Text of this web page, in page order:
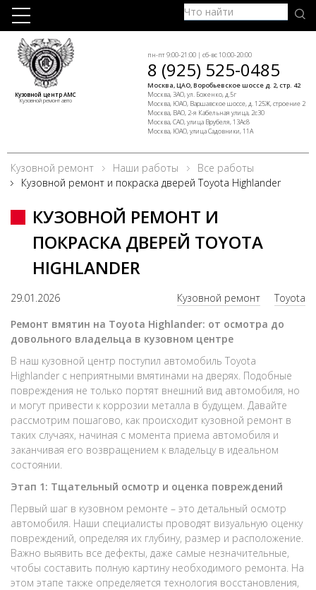
Кузовной центр АМС
Кузовной ремонт авто
пн-пт 9:00-21:00 | сб-вс 10:00-20:00
8 (925) 525-0485
Москва, ЦАО, Воробьевское шоссе д. 2, стр. 42
Москва, ЗАО, ул. Боженко, д.5г
Москва, ЮАО, Варшавское шоссе, д. 125Ж, строение 2
Москва, ВАО, 2-я Кабельная улица, 2с30
Москва, САО, улица Врубеля, 13Ас8
Москва, ЮАО, улица Садовники, 11А
Кузовной ремонт Наши работы
Все работы
Кузовной ремонт и покраска дверей Toyota Highlander
КУЗОВНОЙ РЕМОНТ И
ПОКРАСКА ДВЕРЕЙ TOYOTA
HIGHLANDER
29.01.2026 Кузовной ремонт
Toyota
Ремонт вмятин на Toyota Highlander: от осмотра до
довольного владельца в кузовном центре
В наш кузовной центр поступил автомобиль Toyota
Highlander с неприятными вмятинами на дверях. Подобные
повреждения не только портят внешний вид автомобиля, но
и могут привести к коррозии металла в будущем. Давайте
рассмотрим пошагово, как происходит кузовной ремонт в
таких случаях, начиная с момента приема автомобиля и
заканчивая его возвращением к владельцу в идеальном
состоянии.
Этап 1: Тщательный осмотр и оценка повреждений
Первый шаг в кузовном ремонте – это детальный осмотр
автомобиля. Наши специалисты проводят визуальную оценку
повреждений, определяя их глубину, размер и расположение.
Важно выявить все дефекты, даже самые незначительные,
чтобы составить полную картину необходимого ремонта. На
этом этапе также определяется технология восстановления,